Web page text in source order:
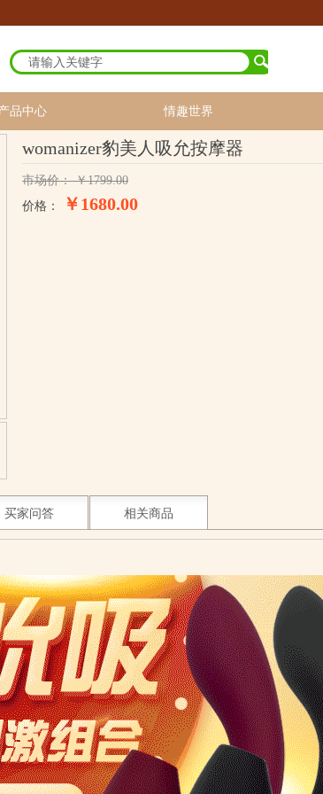
15%成功人士甄选
品中心 情趣世界
womanizer豹美人吸允按摩器
市场价： ￥1799.00
价格：
￥1680.00
买家问答 相关商品